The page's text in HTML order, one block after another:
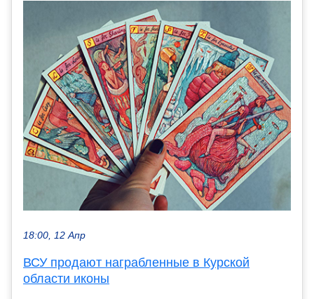
18:00, 12 Апр
ВСУ продают награбленные в Курской
области иконы